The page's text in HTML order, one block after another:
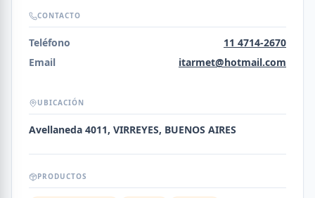
CONTACTO
Teléfono
11 4714-2670
Email
itarmet@hotmail.com
UBICACIÓN
Avellaneda 4011, VIRREYES, BUENOS AIRES
PRODUCTOS